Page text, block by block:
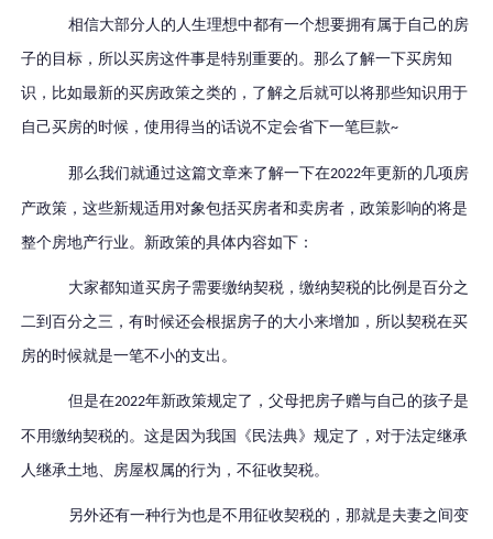
相信大部分人的人生理想中都有一个想要拥有属于自己的房
子的目标，所以买房这件事是特别重要的。那么了解一下买房知
识，比如最新的买房政策之类的，了解之后就可以将那些知识用于
自己买房的时候，使用得当的话说不定会省下一笔巨款~
那么我们就通过这篇文章来了解一下在2022年更新的几项房
产政策，这些新规适用对象包括买房者和卖房者，政策影响的将是
整个房地产行业。新政策的具体内容如下：
大家都知道买房子需要缴纳契税，缴纳契税的比例是百分之
二到百分之三，有时候还会根据房子的大小来增加，所以契税在买
房的时候就是一笔不小的支出。
但是在2022年新政策规定了，父母把房子赠与自己的孩子是
不用缴纳契税的。这是因为我国《民法典》规定了，对于法定继承
人继承土地、房屋权属的行为，不征收契税。
另外还有一种行为也是不用征收契税的，那就是夫妻之间变